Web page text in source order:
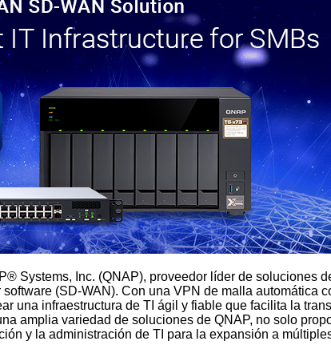
Systems, Inc. (QNAP), proveedor líder de soluciones
(SD-WAN). Con una VPN de malla automática
una infraestructura de TI ágil y fiable que facilita la
amplia variedad de soluciones de QNAP, no solo
y la administración de TI para la expansión a